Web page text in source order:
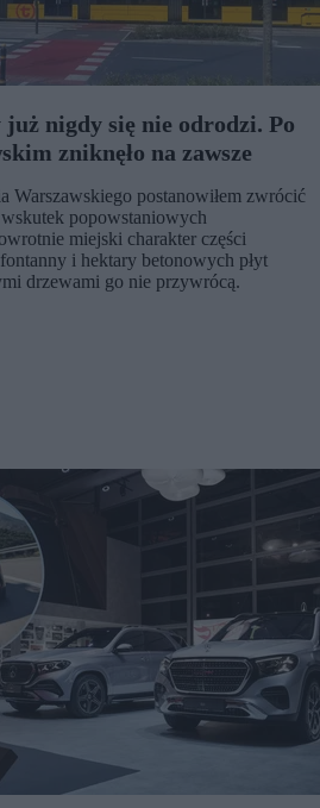
nigdy się nie odrodzi. Po
zniknęło na zawsze
Warszawskiego postanowiłem zwrócić
popowstaniowych
miejski charakter części
i hektary betonowych płyt
drzewami go nie przywrócą.